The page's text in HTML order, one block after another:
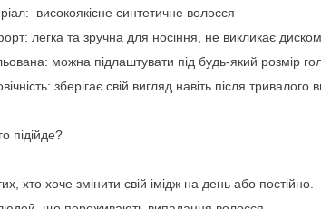
високоякісне синтетичне волосся
легка та зручна для носіння, не викликає
можна підлаштувати під будь-який розмір
зберігає свій вигляд навіть після тривалого
підійде?
хто хоче змінити свій імідж на день або постійно.